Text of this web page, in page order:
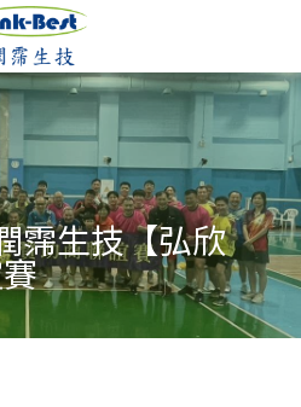
霈生技【弘欣